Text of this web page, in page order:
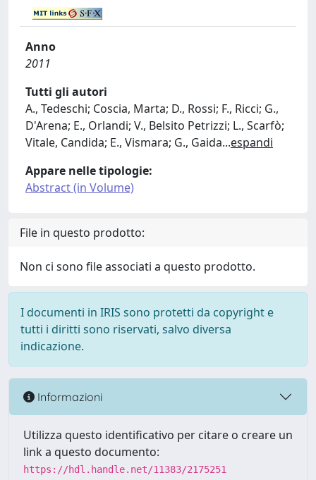
Anno
2011
Tutti gli autori
A., Tedeschi; Coscia, Marta; D., Rossi; F., Ricci; G.,
D'Arena; E., Orlandi; V., Belsito Petrizzi; L., Scarfò;
Vitale, Candida; E., Vismara; G., Gaida...espandi
Appare nelle tipologie:
Abstract (in Volume)
File in questo prodotto:
Non ci sono file associati a questo prodotto.
I documenti in IRIS sono protetti da copyright e
tutti i diritti sono riservati, salvo diversa
indicazione.
Informazioni
Utilizza questo identificativo per citare o creare un
link a questo documento:
https://hdl.handle.net/11383/2175251